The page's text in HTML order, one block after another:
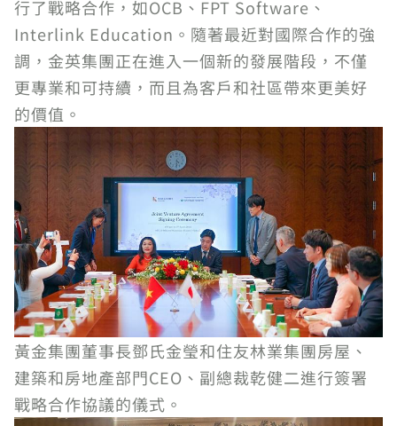
行了戰略合作，如OCB、FPT Software、
Interlink Education。隨著最近對國際合作的強
調，金英集團正在進入一個新的發展階段，不僅
更專業和可持續，而且為客戶和社區帶來更美好
的價值。
黃金集團董事長鄧氏金瑩和住友林業集團房屋、
建築和房地產部門CEO、副總裁乾健二進行簽署
戰略合作協議的儀式。